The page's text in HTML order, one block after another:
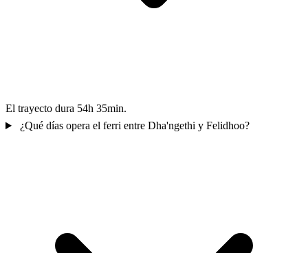
El trayecto dura 54h 35min.
¿Qué días opera el ferri entre Dha'ngethi y Felidhoo?